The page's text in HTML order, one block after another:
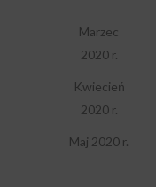
Marzec
2020 r.
Kwiecień
2020 r.
Maj 2020 r.